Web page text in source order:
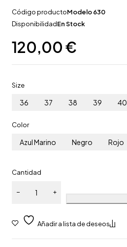
Código productoModelo 630
DisponibilidadEn Stock
120,00€
Size
36 37 38 39 40
Color
Azul Marino Negro Rojo
Cantidad